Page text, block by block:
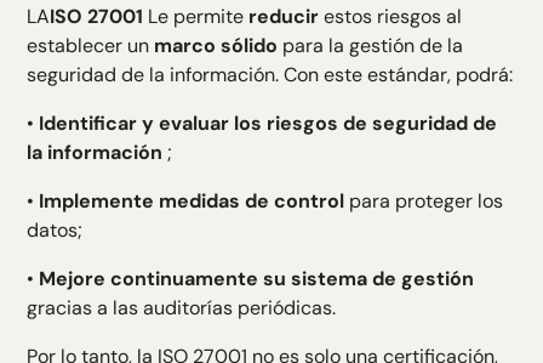
LAISO 27001 Le permite reducirestos riesgos al
establecer un marco sólido para la gestión de la
seguridad de la información. Con este estándar, podrá:
• Identificar y evaluar los riesgos de seguridad de
la información ;
• Implemente medidas de control para proteger los
datos;
• Mejore continuamente su sistema de gestión
gracias a las auditorías periódicas.
Por lo tanto, la ISO 27001 no es solo una certificación,